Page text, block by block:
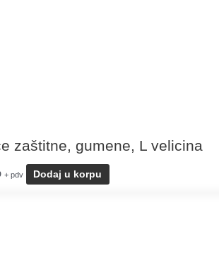
zaštitne, gumene, L velicina
+ pdv Dodaj u korpu